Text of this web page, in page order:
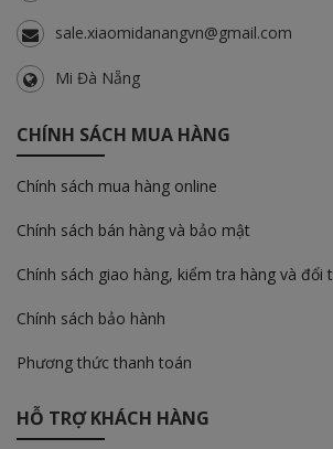
sale.xiaomidanangvn@gmail.com
Mi Đà Nẵng
CHÍNH SÁCH MUA HÀNG
Chính sách mua hàng online
Chính sách bán hàng và bảo mật
Chính sách giao hàng, kiểm tra hàng và đổi
Chính sách bảo hành
Phương thức thanh toán
HỖ TRỢ KHÁCH HÀNG